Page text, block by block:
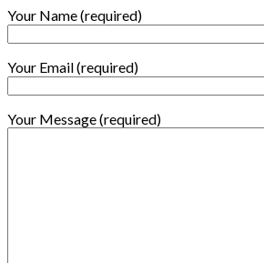
Your Name (required)
Your Email (required)
Your Message (required)